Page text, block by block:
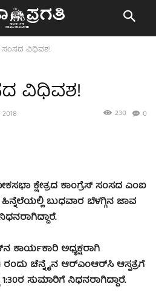
ಸಂಸದ ವಿಧಿವಶ!
ವಿಧಿವಶ!
0
230
ಕ್ಷೇತ್ರದ ಕಾಂಗ್ರೆಸ್ ಸಂಸದ ಎಂಐ
ಬುಧವಾರ ಬೆಳಗ್ಗಿನ ಜಾವ
ಕಾರ್ಯಕಾರಿ ಅಧ್ಯಕ್ಷರಾಗಿ
ಚೆನ್ನೈನ ಆರ್‌ಎಂಆರ್‌ಸಿ ಆಸ್ಪತ್ರೆಗೆ
ಸುಮಾರಿಗೆ ನಿಧನರಾಗಿದ್ದಾರೆ.